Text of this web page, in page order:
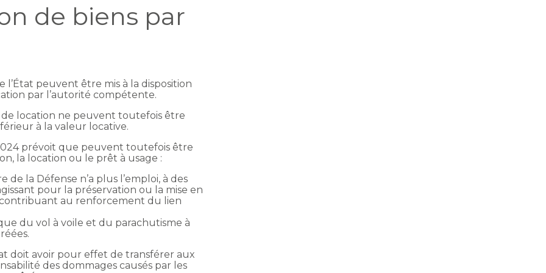
de biens par
l’État peuvent être mis à la disposition
par l’autorité compétente.
de location ne peuvent toutefois être
à la valeur locative.
prévoit que peuvent toutefois être
la location ou le prêt à usage :
la Défense n’a plus l’emploi, à des
pour la préservation ou la mise en
au renforcement du lien
du vol à voile et du parachutisme à
doit avoir pour effet de transférer aux
des dommages causés par les